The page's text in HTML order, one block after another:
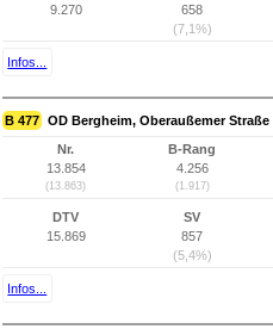
9.270
658
(7,1%)
Infos...
B 477 OD Bergheim, Oberaußemer
Nr.
13.854
(13.863)
B-Rang
4.256
(1.917)
DTV
15.869
SV
857
(5,4%)
Infos...